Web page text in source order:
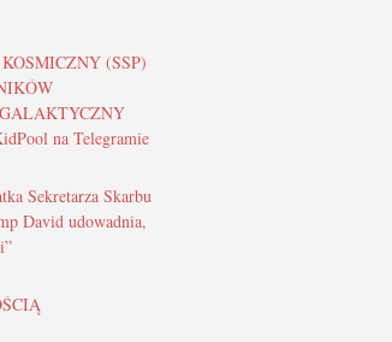
(SSP)
na Telegramie
Sekretarza Skarbu
David udowadnia,